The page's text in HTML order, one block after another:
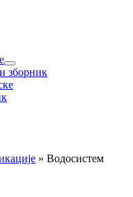
зборник
» Водосистем